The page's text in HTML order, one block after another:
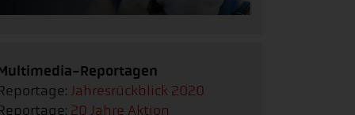
Reportagen
Jahresrückblick 2020
20 Jahre Aktion